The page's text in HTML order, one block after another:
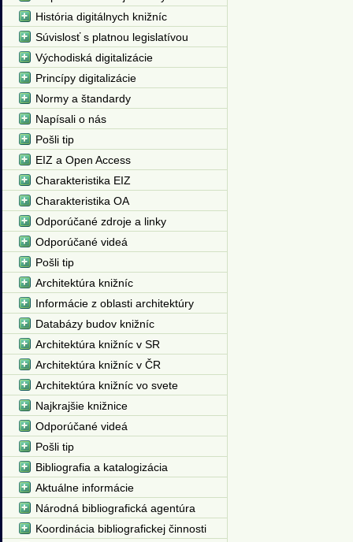
História digitálnych knižníc
Súvislosť s platnou legislatívou
Východiská digitalizácie
Princípy digitalizácie
Normy a štandardy
Napísali o nás
Pošli tip
EIZ a Open Access
Charakteristika EIZ
Charakteristika OA
Odporúčané zdroje a linky
Odporúčané videá
Pošli tip
Architektúra knižníc
Informácie z oblasti architektúry
Databázy budov knižníc
Architektúra knižníc v SR
Architektúra knižníc v ČR
Architektúra knižníc vo svete
Najkrajšie knižnice
Odporúčané videá
Pošli tip
Bibliografia a katalogizácia
Aktuálne informácie
Národná bibliografická agentúra
Koordinácia bibliografickej činnosti